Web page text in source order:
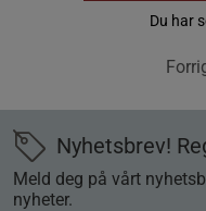
Du har
Nyhetsbrev!
Meld deg på vårt
nyheter.